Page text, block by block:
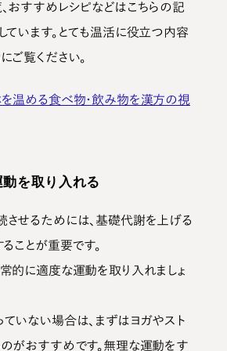
おすすめレシピなどはこちらの記
ています。とても温活に役立つ内容
ご覧ください。
温める食べ物・飲み物を漢方の視
を取り入れる
せるためには、基礎代謝を上げる
ることが重要です。
的に適度な運動を取り入れましょ
いない場合は、まずはヨガやスト
がおすすめです。無理な運動をす